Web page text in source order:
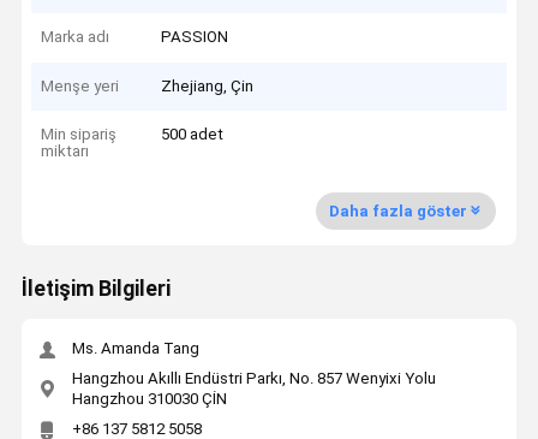
Marka adı PASSION
Menşe yeri Zhejiang, Çin
Min sipariş
miktarı
500 adet
Daha fazla göster
İletişim Bilgileri
Ms. Amanda Tang
Hangzhou Akıllı Endüstri Parkı, No. 857 Wenyixi Yolu
Hangzhou 310030 ÇİN
+86 137 5812 5058